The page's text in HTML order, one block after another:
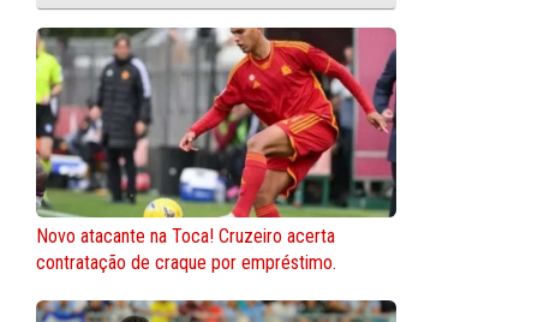
Novo atacante na Toca! Cruzeiro acerta
contratação de craque por empréstimo.